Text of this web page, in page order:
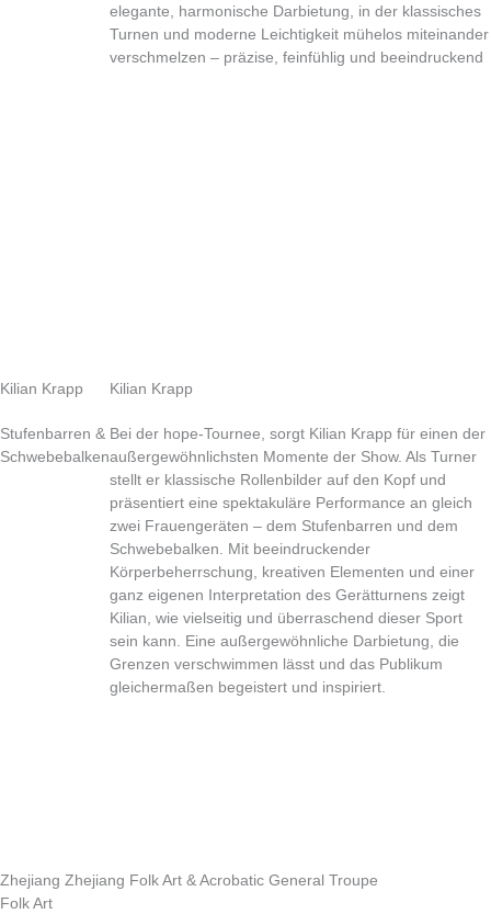
elegante, harmonische Darbietung, in der klassisches
Turnen und moderne Leichtigkeit mühelos miteinander
verschmelzen – präzise, feinfühlig und beeindruckend
Kilian Krapp
Stufenbarren &
Schwebebalken
Kilian Krapp
Bei der hope-Tournee, sorgt Kilian Krapp für einen der
außergewöhnlichsten Momente der Show. Als Turner
stellt er klassische Rollenbilder auf den Kopf und
präsentiert eine spektakuläre Performance an gleich
zwei Frauengeräten – dem Stufenbarren und dem
Schwebebalken. Mit beeindruckender
Körperbeherrschung, kreativen Elementen und einer
ganz eigenen Interpretation des Gerätturnens zeigt
Kilian, wie vielseitig und überraschend dieser Sport
sein kann. Eine außergewöhnliche Darbietung, die
Grenzen verschwimmen lässt und das Publikum
gleichermaßen begeistert und inspiriert.
Zhejiang
Folk Art
Zhejiang Folk Art & Acrobatic General Troupe